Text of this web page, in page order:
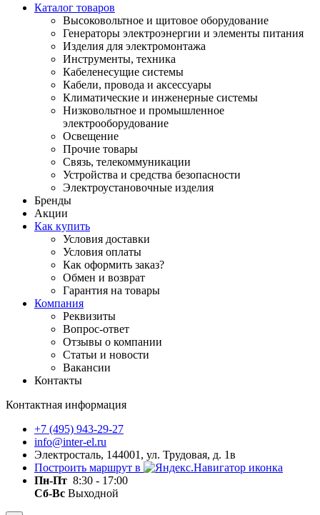
Каталог товаров
Высоковольтное и щитовое оборудование
Генераторы электроэнергии и элементы питания
Изделия для электромонтажа
Инструменты, техника
Кабеленесущие системы
Кабели, провода и аксессуары
Климатические и инженерные системы
Низковольтное и промышленное
электрооборудование
Освещение
Прочие товары
Связь, телекоммуникации
Устройства и средства безопасности
Электроустановочные изделия
Бренды
Акции
Как купить
Условия доставки
Условия оплаты
Как оформить заказ?
Обмен и возврат
Гарантия на товары
Компания
Реквизиты
Вопрос-ответ
Отзывы о компании
Статьи и новости
Вакансии
Контакты
Контактная информация
+7 (495) 943-29-27
info@inter-el.ru
Электросталь, 144001, ул. Трудовая, д. 1в
Построить маршрут в
Пн-Пт 8:30 - 17:00
Сб-Вс Выходной